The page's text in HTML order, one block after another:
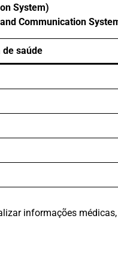
System)
Communication
de saúde
informações